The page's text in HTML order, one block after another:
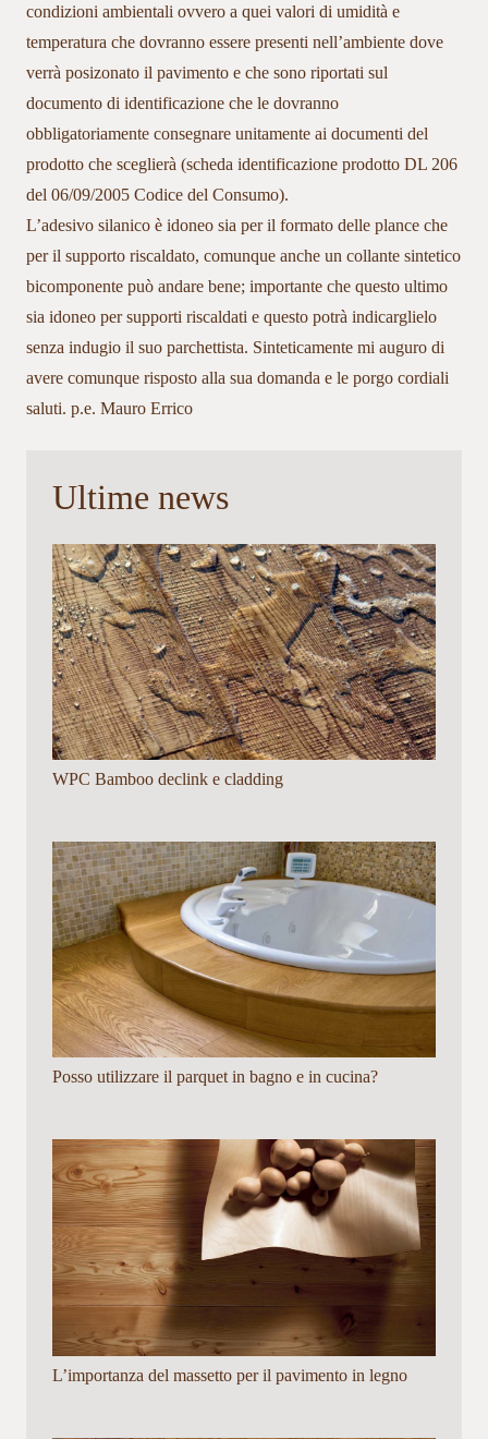
condizioni ambientali ovvero a quei valori di umidità e
temperatura che dovranno essere presenti nell’ambiente dove
verrà posizonato il pavimento e che sono riportati sul
documento di identificazione che le dovranno
obbligatoriamente consegnare unitamente ai documenti del
prodotto che sceglierà (scheda identificazione prodotto DL 206
del 06/09/2005 Codice del Consumo).
L’adesivo silanico è idoneo sia per il formato delle plance che
per il supporto riscaldato, comunque anche un collante sintetico
bicomponente può andare bene; importante che questo ultimo
sia idoneo per supporti riscaldati e questo potrà indicarglielo
senza indugio il suo parchettista. Sinteticamente mi auguro di
avere comunque risposto alla sua domanda e le porgo cordiali
saluti. p.e. Mauro Errico
Ultime news
WPC Bamboo declink e cladding
Posso utilizzare il parquet in bagno e in cucina?
L’importanza del massetto per il pavimento in legno